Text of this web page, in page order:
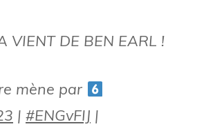
VIENT DE BEN EARL !
mène par
| #ENGvFIJ |